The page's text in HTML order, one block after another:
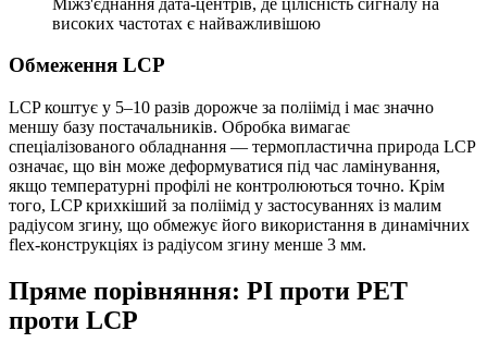
високих частотах є найважливішою
Обмеження LCP
LCP коштує у 5–10 разів дорожче за поліімід і має значно
меншу базу постачальників. Обробка вимагає
спеціалізованого обладнання — термопластична природа LCP
означає, що він може деформуватися під час ламінування,
якщо температурні профілі не контролюються точно. Крім
того, LCP крихкіший за поліімід у застосуваннях із малим
радіусом згину, що обмежує його використання в динамічних
flex-конструкціях із радіусом згину менше 3 мм.
Пряме порівняння: PI проти PET
проти LCP